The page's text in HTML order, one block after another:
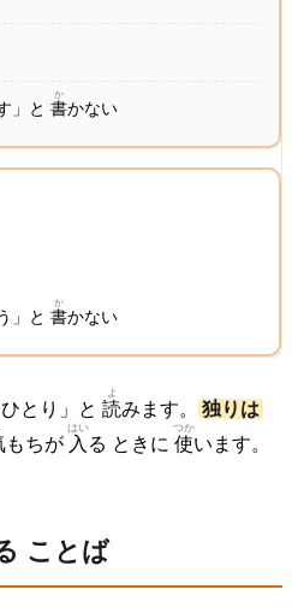
」と書
か
かない
」と書
か
かない
とり」と 読
よ
みます。
独りは
もちが 入
はい
る ときに 使
つか
います。
ことば